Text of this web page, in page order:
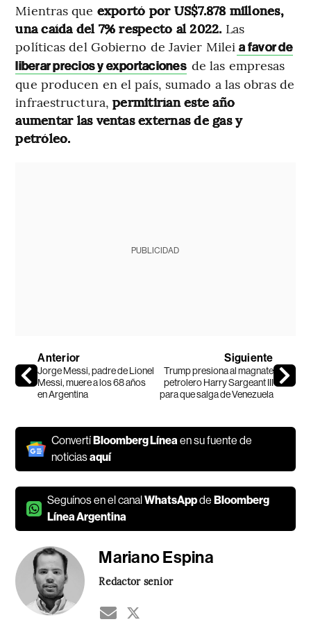
Mientras que exportó por US$7.878 millones,
una caída del 7% respecto al 2022. Las
políticas del Gobierno de Javier Milei a favor de
liberar precios y exportaciones de las empresas
que producen en el país, sumado a las obras de
infraestructura, permitirían este año
aumentar las ventas externas de gas y
petróleo.
PUBLICIDAD
Anterior
Jorge Messi, padre de Lionel
Messi, muere a los 68 años
en Argentina
Siguiente
Trump presiona al magnate
petrolero Harry Sargeant III
para que salga de Venezuela
ConvertíBloomberg Líneaen su fuente de
noticiasaquí
Seguínos en el canalWhatsAppdeBloomberg
Línea Argentina
Mariano Espina
Redactor senior